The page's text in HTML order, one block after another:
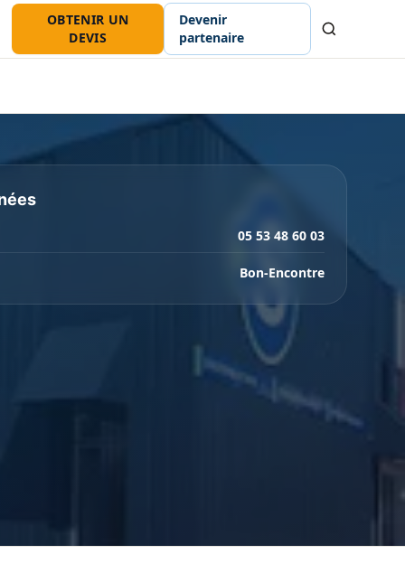
OBTENIR UN
DEVIS
Devenir
partenaire
05 53 48 60 03
Bon-Encontre